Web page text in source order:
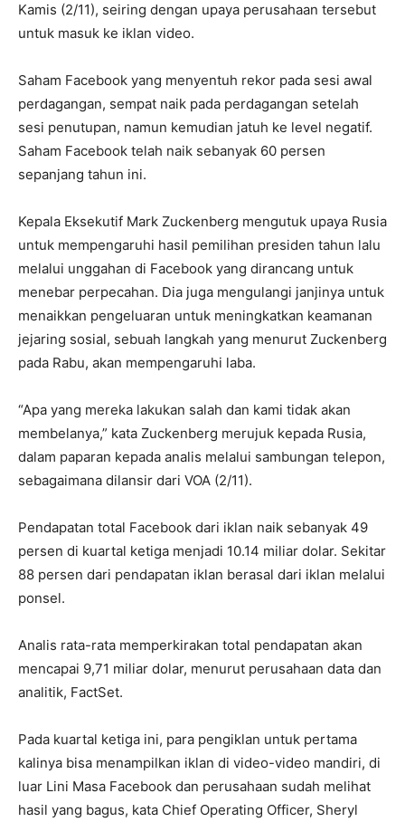
Kamis (2/11), seiring dengan upaya perusahaan tersebut
untuk masuk ke iklan video.
Saham Facebook yang menyentuh rekor pada sesi awal
perdagangan, sempat naik pada perdagangan setelah
sesi penutupan, namun kemudian jatuh ke level negatif.
Saham Facebook telah naik sebanyak 60 persen
sepanjang tahun ini.
Kepala Eksekutif Mark Zuckenberg mengutuk upaya Rusia
untuk mempengaruhi hasil pemilihan presiden tahun lalu
melalui unggahan di Facebook yang dirancang untuk
menebar perpecahan. Dia juga mengulangi janjinya untuk
menaikkan pengeluaran untuk meningkatkan keamanan
jejaring sosial, sebuah langkah yang menurut Zuckenberg
pada Rabu, akan mempengaruhi laba.
“Apa yang mereka lakukan salah dan kami tidak akan
membelanya,” kata Zuckenberg merujuk kepada Rusia,
dalam paparan kepada analis melalui sambungan telepon,
sebagaimana dilansir dari VOA (2/11).
Pendapatan total Facebook dari iklan naik sebanyak 49
persen di kuartal ketiga menjadi 10.14 miliar dolar. Sekitar
88 persen dari pendapatan iklan berasal dari iklan melalui
ponsel.
Analis rata-rata memperkirakan total pendapatan akan
mencapai 9,71 miliar dolar, menurut perusahaan data dan
analitik, FactSet.
Pada kuartal ketiga ini, para pengiklan untuk pertama
kalinya bisa menampilkan iklan di video-video mandiri, di
luar Lini Masa Facebook dan perusahaan sudah melihat
hasil yang bagus, kata Chief Operating Officer, Sheryl